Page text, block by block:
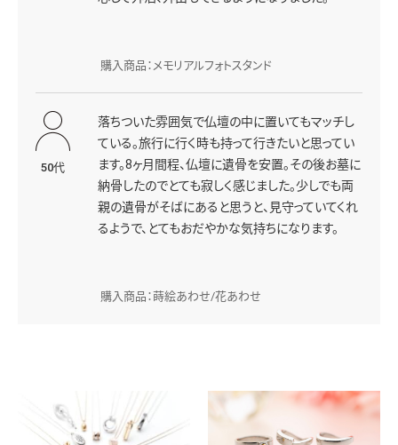
購入商品：メモリアルフォトスタンド
50代
落ちついた雰囲気で仏壇の中に置いてもマッチし
ている。旅行に行く時も持って行きたいと思ってい
ます。8ヶ月間程、仏壇に遺骨を安置。その後お墓に
納骨したのでとても寂しく感じました。少しでも両
親の遺骨がそばにあると思うと、見守っていてくれ
るようで、とてもおだやかな気持ちになります。
購入商品：蒔絵あわせ/花あわせ